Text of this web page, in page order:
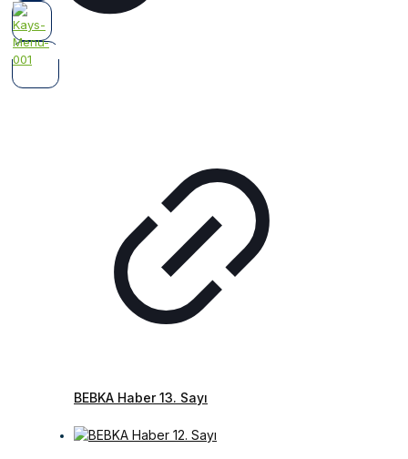
BEBKA Haber 13. Sayı